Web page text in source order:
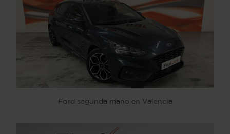
Ford segunda mano en Valencia